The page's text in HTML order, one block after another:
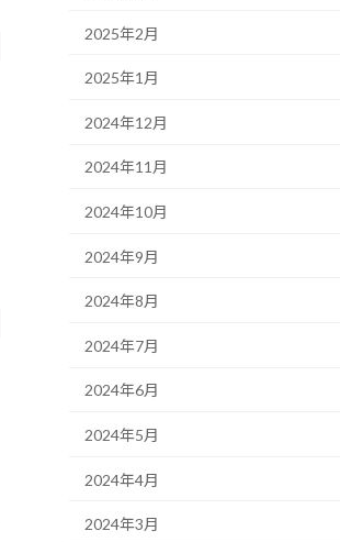
2025年2月
2025年1月
2024年12月
2024年11月
2024年10月
2024年9月
2024年8月
2024年7月
2024年6月
2024年5月
2024年4月
2024年3月